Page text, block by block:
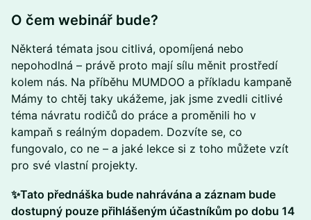
​O čem webinář bude?
Některá témata jsou citlivá, opomíjená nebo
nepohodlná – právě proto mají sílu měnit prostředí
kolem nás. Na příběhu MUMDOO a příkladu kampaně
Mámy to chtěj taky ukážeme, jak jsme zvedli citlivé
téma návratu rodičů do práce a proměnili ho v
kampaň s reálným dopadem. Dozvíte se, co
fungovalo, co ne – a jaké lekce si z toho můžete vzít
pro své vlastní projekty.
✨Tato přednáška bude nahrávána a záznam bude
dostupný pouze přihlášeným účastníkům po dobu 14